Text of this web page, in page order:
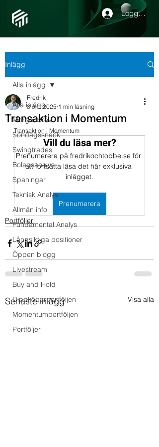
Logga in
Inlägg
Alla inlägg
Morgonbrev
Söndagssnack
Swingtrades
Bolagsanalys
Spaningar
Teknisk Analys
Allmän info
Fundamental Analys
Långsiktiga positioner
Öppen blogg
Livestream
Buy and Hold
Dippköparportföljen
Momentumportföljen
Portföljer
Alla inlägg
Transaktion i Momentum
Fredrik
8 okt. 2025 1 min läsning
Transaktion i Momentum
Vill du läsa mer?
Prenumerera på fredrikochtobbe.se för
att fortsätta läsa det här exklusiva
inlägget.
Prenumerera
Portföljer
Senaste inlägg Visa alla